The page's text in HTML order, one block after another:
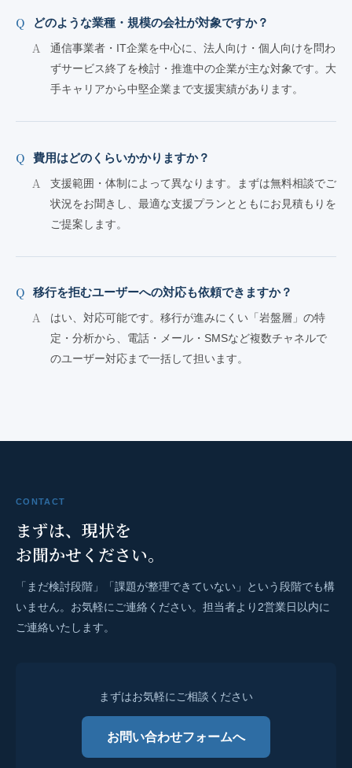
どのような業種・規模の会社が対象ですか？
通信事業者・IT企業を中心に、法人向け・個人向けを問わ
ずサービス終了を検討・推進中の企業が主な対象です。大
手キャリアから中堅企業まで支援実績があります。
費用はどのくらいかかりますか？
支援範囲・体制によって異なります。まずは無料相談でご
状況をお聞きし、最適な支援プランとともにお見積もりを
ご提案します。
移行を拒むユーザーへの対応も依頼できますか？
はい、対応可能です。移行が進みにくい「岩盤層」の特
定・分析から、電話・メール・SMSなど複数チャネルで
のユーザー対応まで一括して担います。
CONTACT
まずは、現状を
お聞かせください。
「まだ検討段階」「課題が整理できていない」という段階でも構
いません。お気軽にご連絡ください。担当者より2営業日以内に
ご連絡いたします。
まずはお気軽にご相談ください
お問い合わせフォームへ